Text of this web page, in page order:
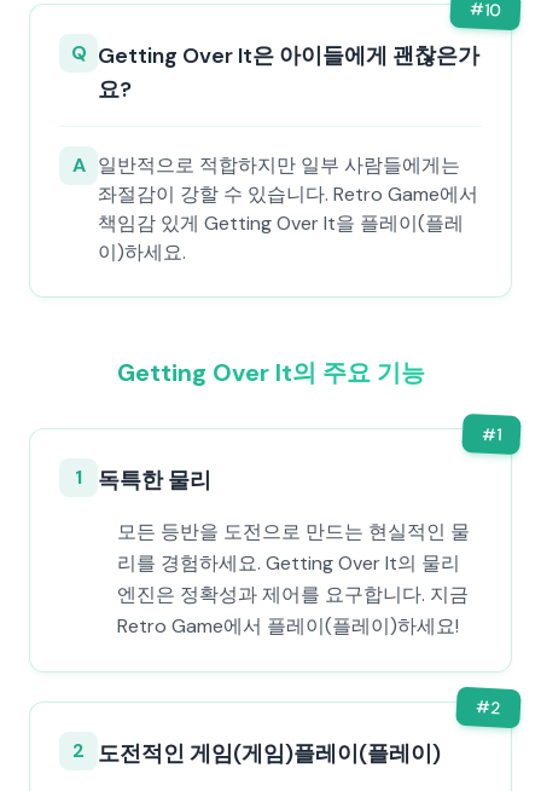
#10
Q Getting Over It은 아이들에게 괜찮은가
요?
A 일반적으로 적합하지만 일부 사람들에게는
좌절감이 강할 수 있습니다. Retro Game에서
책임감 있게 Getting Over It을 플레이(플레
이)하세요.
Getting Over It의 주요 기능
#1
1 독특한 물리
모든 등반을 도전으로 만드는 현실적인 물
리를 경험하세요. Getting Over It의 물리
엔진은 정확성과 제어를 요구합니다. 지금
Retro Game에서 플레이(플레이)하세요!
#2
2 도전적인 게임(게임)플레이(플레이)